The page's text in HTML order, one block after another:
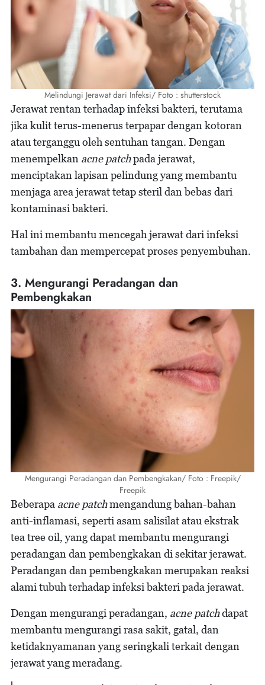
Melindungi Jerawat dari Infeksi/ Foto : shutterstock
Jerawat rentan terhadap infeksi bakteri, terutama
jika kulit terus-menerus terpapar dengan kotoran
atau terganggu oleh sentuhan tangan. Dengan
menempelkan acne patchpada jerawat,
menciptakan lapisan pelindung yang membantu
menjaga area jerawat tetap steril dan bebas dari
kontaminasi bakteri.
Hal ini membantu mencegah jerawat dari infeksi
tambahan dan mempercepat proses penyembuhan.
3. Mengurangi Peradangan dan
Pembengkakan
Mengurangi Peradangan dan Pembengkakan/ Foto : Freepik/
Freepik
Beberapa acne patchmengandung bahan-bahan
anti-inflamasi, seperti asam salisilat atau ekstrak
tea tree oil, yang dapat membantu mengurangi
peradangan dan pembengkakan di sekitar jerawat.
Peradangan dan pembengkakan merupakan reaksi
alami tubuh terhadap infeksi bakteri pada jerawat.
Dengan mengurangi peradangan, acne patchdapat
membantu mengurangi rasa sakit, gatal, dan
ketidaknyamanan yang seringkali terkait dengan
jerawat yang meradang.